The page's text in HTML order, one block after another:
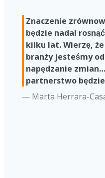
Znaczenie
będzie nadal
kilku lat. Wierzę,
branży jesteśmy
napędzanie
partnerstwo
— Marta Herrara-